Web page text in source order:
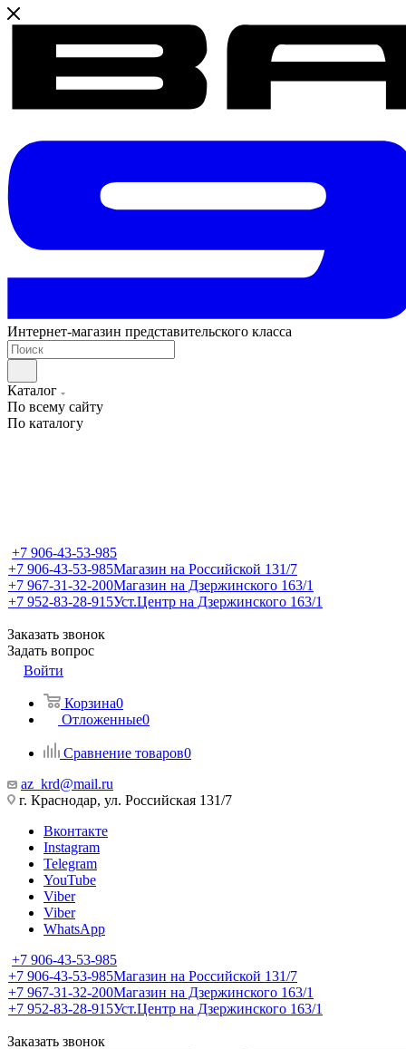
Интернет-магазин представительского класса
Каталог
По всему сайту
По каталогу
+7 906-43-53-985
+7 906-43-53-985Магазин на Российской 131/7
+7 967-31-32-200Магазин на Дзержинского 163/1
+7 952-83-28-915Уст.Центр на Дзержинского 163/1
Заказать звонок
Задать вопрос
Войти
Корзина0
Отложенные0
Сравнение товаров0
az_krd@mail.ru
г. Краснодар, ул. Российская 131/7
Вконтакте
Instagram
Telegram
YouTube
Viber
Viber
WhatsApp
+7 906-43-53-985
+7 906-43-53-985Магазин на Российской 131/7
+7 967-31-32-200Магазин на Дзержинского 163/1
+7 952-83-28-915Уст.Центр на Дзержинского 163/1
Заказать звонок